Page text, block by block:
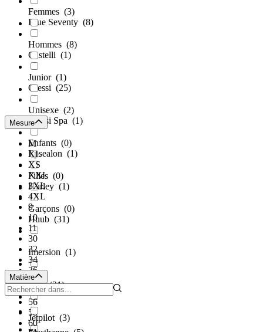
Blue Seventy (8)
Castelli (1)
Cressi (25)
Cressi Spa (1)
Epsealon (1)
Hurley (1)
Huub (31)
Imersion (1)
iON(21)
Jetpilot (3)
Femmes (3)
Hommes (8)
Junior (1)
Unisexe (2)
Enfants (0)
Filles (0)
Garçons (0)
Mesure
M
XL
XS
XXL
3XL
4XL
9
10
11
30
32
34
36
38
40
56
58
60
Matière